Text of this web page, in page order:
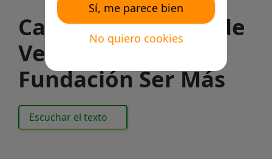
Campus Inclusivo de
Verano de la
Fundación Ser Más
Escuchar el texto
Sí, me parece bien
No quiero cookies